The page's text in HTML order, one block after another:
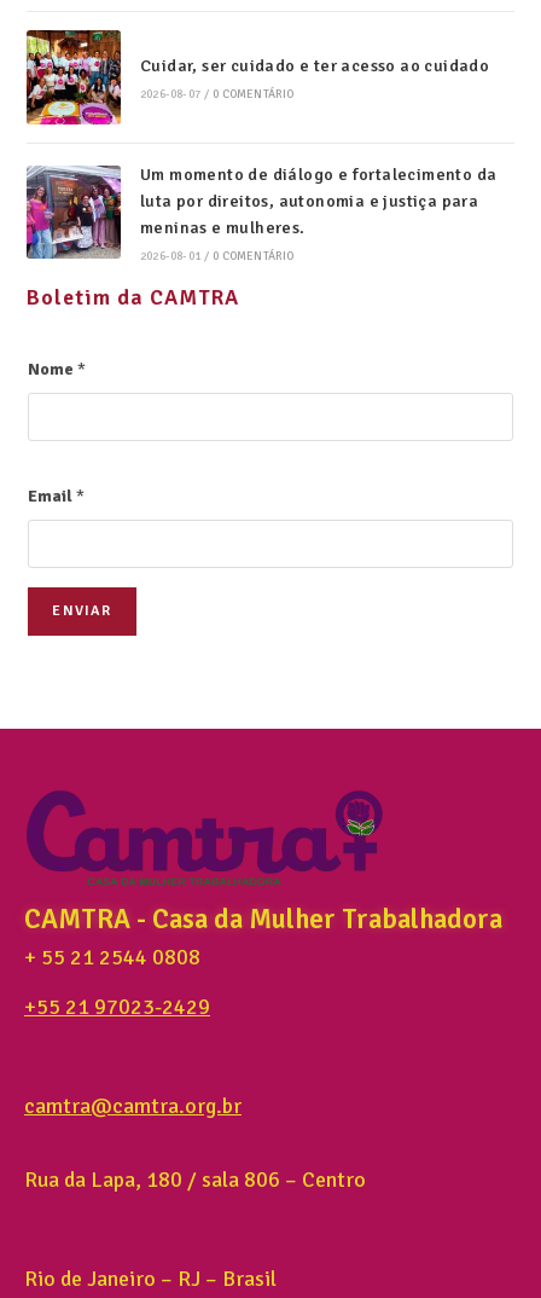
Cuidar, ser cuidado e ter acesso ao cuidado
2026-08-07 / 0 COMENTÁRIO
Um momento de diálogo e fortalecimento da
luta por direitos, autonomia e justiça para
meninas e mulheres.
2026-08-01 / 0 COMENTÁRIO
Boletim da CAMTRA
Nome*
Email*
ENVIAR
CAMTRA - Casa da Mulher Trabalhadora
+ 55 21 2544 0808
+55 21 97023-2429
camtra@camtra.org.br
Rua da Lapa, 180 / sala 806 – Centro
Rio de Janeiro – RJ – Brasil